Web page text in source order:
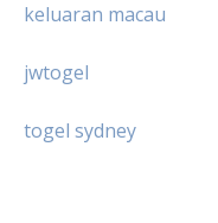
keluaran macau
jwtogel
togel sydney